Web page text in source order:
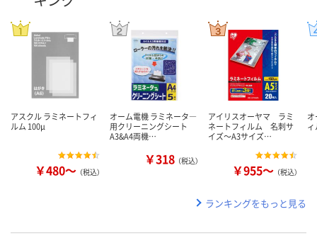
アスクル ラミネートフィ
ルム 100μ
￥480～ （税込）
オーム電機 ラミネータ―
用クリーニングシート
A3&A4両機…
￥318 （税込）
アイリスオーヤマ ラミ
ネートフィルム 名刺サ
イズ～A3サイズ…
￥955～ （税込）
ランキングをもっと見る